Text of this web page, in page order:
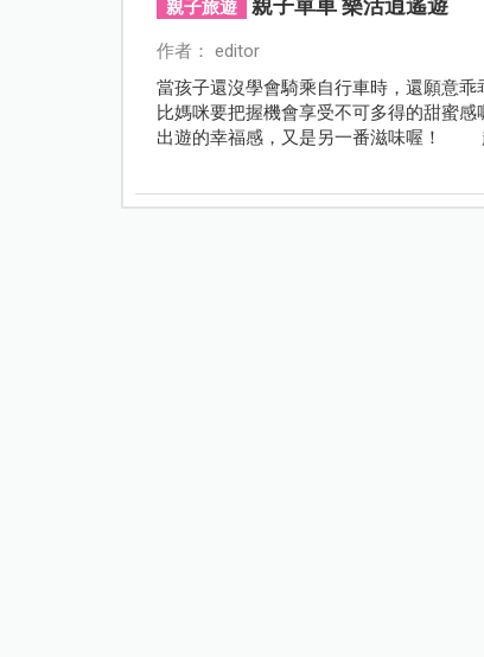
親子旅遊 親子單車 樂活逍遙遊
作者： editor
當孩子還沒學會騎乘自行車時，還願意
比媽咪要把握機會享受不可多得的甜蜜
出遊的幸福感，又是另一番滋味喔！